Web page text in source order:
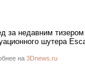
за недавним
шутера
на 3Dnews.ru